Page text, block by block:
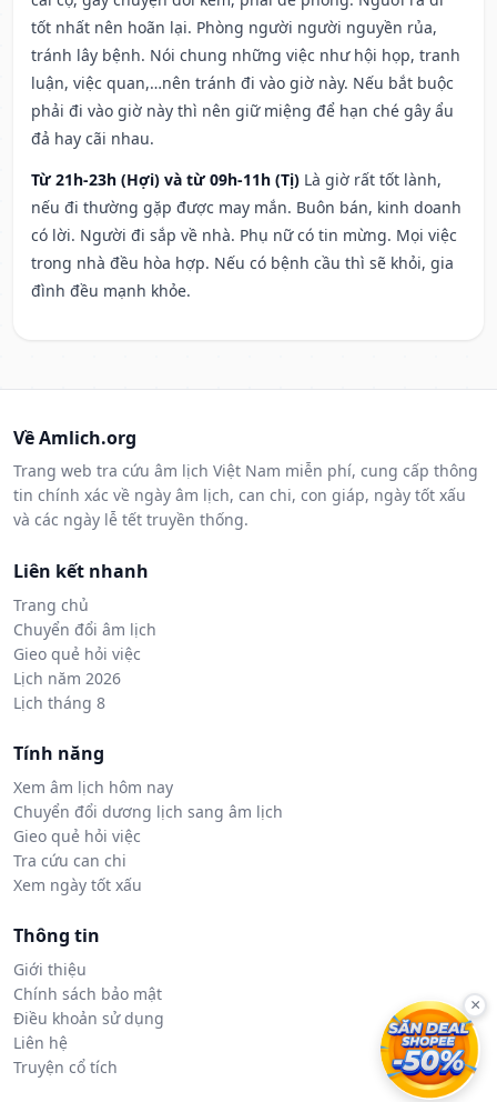
tốt nhất nên hoãn lại. Phòng người người nguyền rủa,
tránh lây bệnh. Nói chung những việc như hội họp, tranh
luận, việc quan,…nên tránh đi vào giờ này. Nếu bắt buộc
phải đi vào giờ này thì nên giữ miệng để hạn ché gây ẩu
đả hay cãi nhau.
Từ 21h-23h (Hợi) và từ 09h-11h (Tị) Là giờ rất tốt lành,
nếu đi thường gặp được may mắn. Buôn bán, kinh doanh
có lời. Người đi sắp về nhà. Phụ nữ có tin mừng. Mọi việc
trong nhà đều hòa hợp. Nếu có bệnh cầu thì sẽ khỏi, gia
đình đều mạnh khỏe.
Về Amlich.org
Trang web tra cứu âm lịch Việt Nam miễn phí, cung cấp thông
tin chính xác về ngày âm lịch, can chi, con giáp, ngày tốt xấu
và các ngày lễ tết truyền thống.
Liên kết nhanh
Trang chủ
Chuyển đổi âm lịch
Gieo quẻ hỏi việc
Lịch năm 2026
Lịch tháng 8
Tính năng
Xem âm lịch hôm nay
Chuyển đổi dương lịch sang âm lịch
Gieo quẻ hỏi việc
Tra cứu can chi
Xem ngày tốt xấu
Thông tin
Giới thiệu
Chính sách bảo mật
Điều khoản sử dụng
Liên hệ
Truyện cổ tích
×